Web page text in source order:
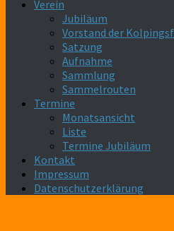
Verein
Jubiläum
Vorstand der
Satzung
Aufnahme
Sammlung
Sammelrouten
Termine
Monatsansicht
Liste
Termine Jubiläum
Kontakt
Impressum
Datenschutzerklärung